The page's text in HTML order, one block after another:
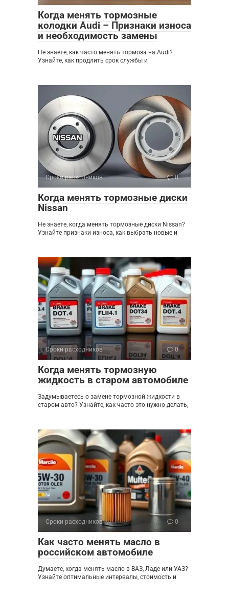
Когда менять тормозные
колодки Audi – Признаки износа
и необходимость замены
Не знаете, как часто менять тормоза на Audi?
Узнайте, как продлить срок службы и
Сроки расходников 0
Когда менять тормозные диски
Nissan
Не знаете, когда менять тормозные диски Nissan?
Узнайте признаки износа, как выбрать новые и
Сроки расходников 0
Когда менять тормозную
жидкость в старом автомобиле
Задумываетесь о замене тормозной жидкости в
старом авто? Узнайте, как часто это нужно делать,
Сроки расходников 0
Как часто менять масло в
российском автомобиле
Думаете, когда менять масло в ВАЗ, Ладе или УАЗ?
Узнайте оптимальные интервалы, стоимость и